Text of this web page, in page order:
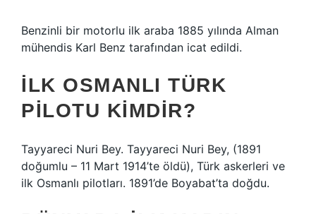
Benzinli bir motorlu ilk araba 1885 yılında Alman
mühendis Karl Benz tarafından icat edildi.
İLK OSMANLI TÜRK
PILOTU KIMDIR?
Tayyareci Nuri Bey. Tayyareci Nuri Bey, (1891
doğumlu – 11 Mart 1914’te öldü), Türk askerleri ve
ilk Osmanlı pilotları. 1891’de Boyabat’ta doğdu.